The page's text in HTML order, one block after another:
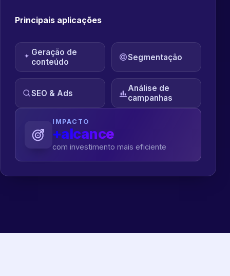
Principais aplicações
Geração de
conteúdo
Segmentação
SEO & Ads
Análise de
campanhas
IMPACTO
+alcance
com investimento mais eficiente